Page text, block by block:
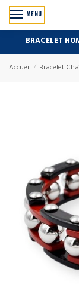
MENU
BRACELET
Accueil / Bracelet